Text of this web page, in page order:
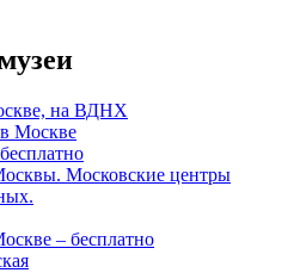
на ВДНХ
Москве
Московские центры
– бесплатно